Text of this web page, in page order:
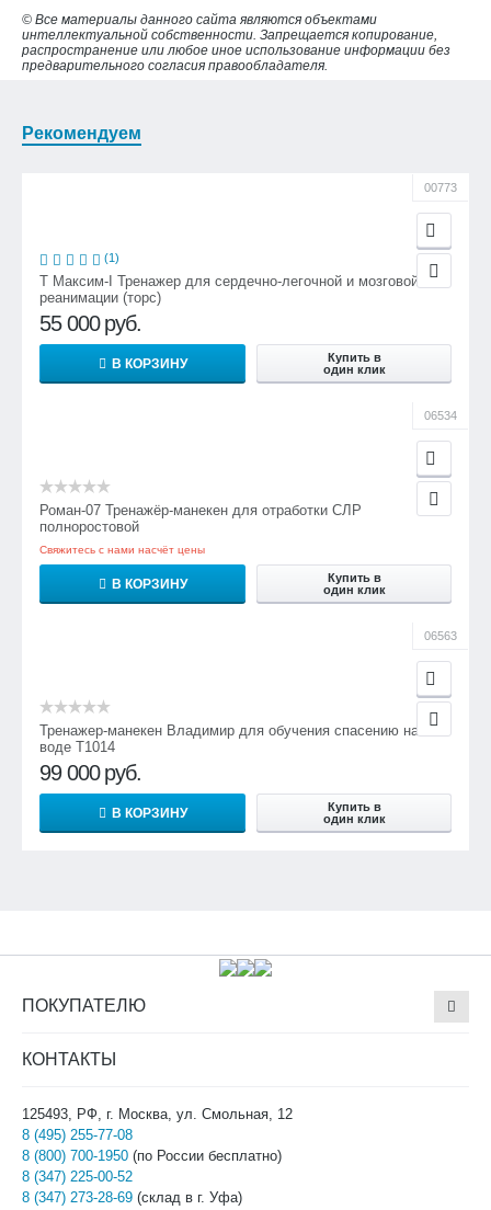
© Все материалы данного сайта являются объектами
интеллектуальной собственности. Запрещается копирование,
распространение или любое иное использование информации без
предварительного согласия правообладателя.
Рекомендуем
00773
(1)
Т Максим-I Тренажер для сердечно-легочной и мозговой
реанимации (торс)
55 000 руб.
В КОРЗИНУ
Купить в
один клик
06534
Роман-07 Тренажёр-манекен для отработки СЛР
полноростовой
Свяжитесь с нами насчёт цены
В КОРЗИНУ
Купить в
один клик
06563
Тренажер-манекен Владимир для обучения спасению на
воде Т1014
99 000 руб.
В КОРЗИНУ
Купить в
один клик
ПОКУПАТЕЛЮ
КОНТАКТЫ
125493, РФ, г. Москва, ул. Смольная, 12
8 (495) 255-77-08
8 (800) 700-1950 (по России бесплатно)
8 (347) 225-00-52
8 (347) 273-28-69 (склад в г. Уфа)